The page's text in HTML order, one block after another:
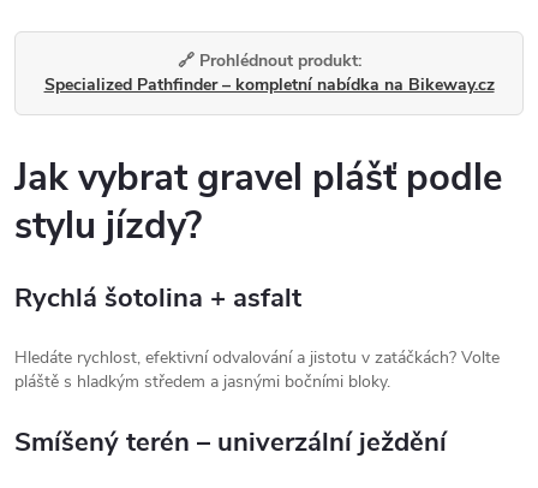
🔗 Prohlédnout produkt:
Specialized Pathfinder – kompletní nabídka na Bikeway.cz
Jak vybrat gravel plášť podle
stylu jízdy?
Rychlá šotolina + asfalt
Hledáte rychlost, efektivní odvalování a jistotu v zatáčkách? Volte
pláště s hladkým středem a jasnými bočními bloky.
Smíšený terén – univerzální ježdění